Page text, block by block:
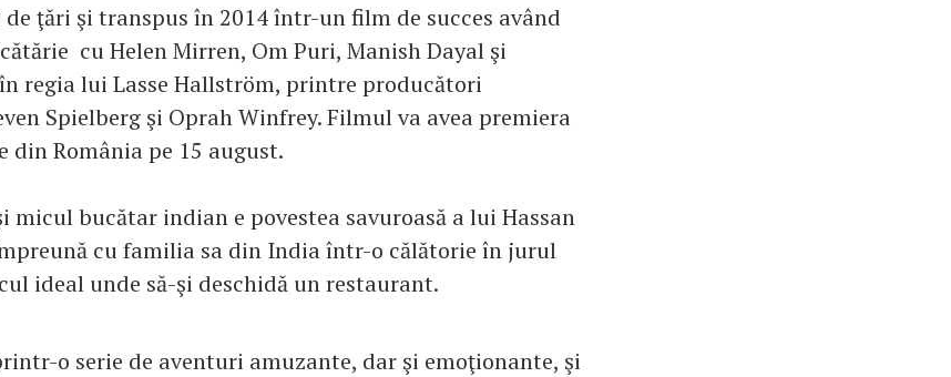
ţări şi transpus în 2014 într-un film de succes având
cu Helen Mirren, Om Puri, Manish Dayal şi
regia lui Lasse Hallström, printre producători
Spielberg şi Oprah Winfrey. Filmul va avea premiera
din România pe 15 august.
micul bucătar indian e povestea savuroasă a lui Hassan
cu familia sa din India într-o călătorie în jurul
ideal unde să-şi deschidă un restaurant.
o serie de aventuri amuzante, dar şi emoţionante, şi